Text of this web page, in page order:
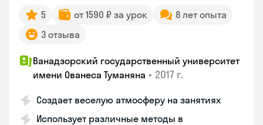
5 от 1590 ₽ за урок
8 лет опыта
3 отзыва
Ванадзорский государственный университет
имени Ованеса Туманяна • 2017 г.
Создает веселую атмосферу на занятиях
Использует различные методы в